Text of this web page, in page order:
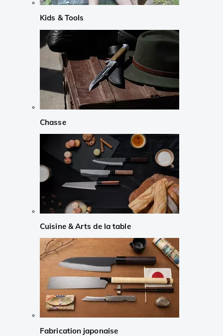
Kids & Tools
Chasse
Cuisine & Arts de la table
Fabrication japonaise